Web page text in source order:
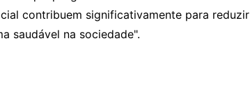
contribuem significativamente para reduzir
saudável na sociedade".